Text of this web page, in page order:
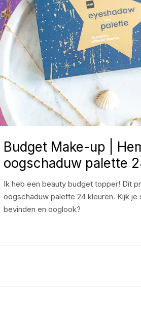
Budget Make-up |
oogschaduw palette
Ik heb een beauty budget topper! Dit
oogschaduw palette 24 kleuren. Kijk je
bevinden en ooglook?